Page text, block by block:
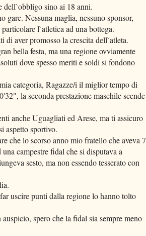
dell`obbligo sino ai 18 anni.
gare. Nessuna maglia, nessuno sponsor,
l`atletica ad una bottega.
di aver promosso la crescita dell`atleta.
bella festa, ma una regione ovviamente
dove spesso meriti e soldi si fondono
categoria, Ragazze/i il miglior tempo di
la seconda prestazione maschile scende
anche Uguagliati ed Arese, ma ti assicuro
aspetto sportivo.
che lo scorso anno mio fratello che aveva 7
campestre fidal che si disputava a
sesto, ma non essendo tesserato con
uscire punti dalla regione lo hanno tolto
spero che la fidal sia sempre meno